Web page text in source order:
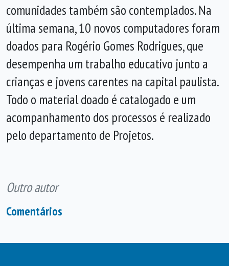
comunidades também são contemplados. Na
última semana, 10 novos computadores foram
doados para Rogério Gomes Rodrigues, que
desempenha um trabalho educativo junto a
crianças e jovens carentes na capital paulista.
Todo o material doado é catalogado e um
acompanhamento dos processos é realizado
pelo departamento de Projetos.
Outro autor
Comentários